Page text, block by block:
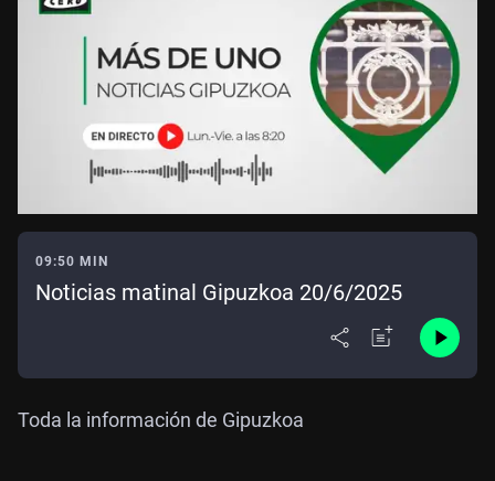
09:50 MIN
Noticias matinal Gipuzkoa 20/6/2025
Toda la información de Gipuzkoa